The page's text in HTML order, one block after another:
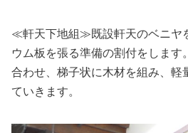
≪軒天下地組≫既設軒天のベニヤ
ウム板を張る準備の割付をしま
合わせ、梯子状に木材を組み、軽
ていきます。